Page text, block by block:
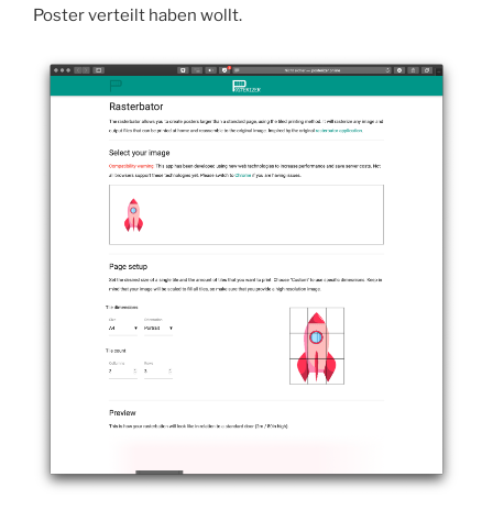
Poster verteilt haben wollt.